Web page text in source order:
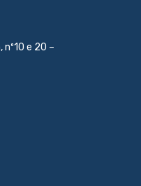
nº10 e 20 –